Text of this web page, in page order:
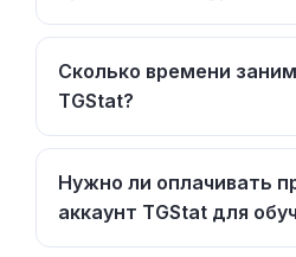
Сколько времени
TGStat?
Нужно ли оплачивать
аккаунт TGStat для